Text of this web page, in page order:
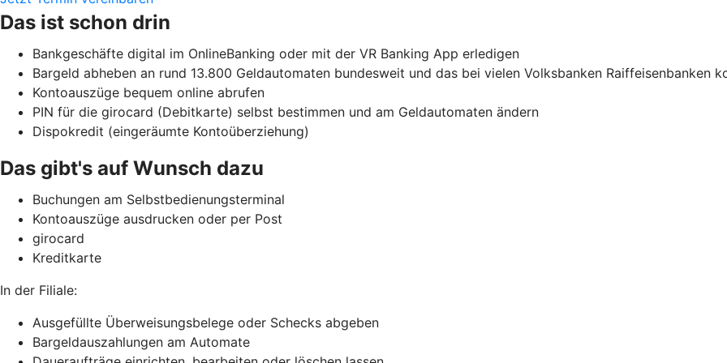
Das ist schon drin
Bankgeschäfte digital im OnlineBanking oder mit der VR Banking App erledigen
Bargeld abheben an rund 13.800 Geldautomaten bundesweit und das bei vielen Volksbanken Raiffeisenbanken
Kontoauszüge bequem online abrufen
PIN für die girocard (Debitkarte) selbst bestimmen und am Geldautomaten ändern
Dispokredit (eingeräumte Kontoüberziehung)
Das gibt's auf Wunsch dazu
Buchungen am Selbstbedienungsterminal
Kontoauszüge ausdrucken oder per Post
girocard
Kreditkarte
In der Filiale:
Ausgefüllte Überweisungsbelege oder Schecks abgeben
Bargeldauszahlungen am Automate